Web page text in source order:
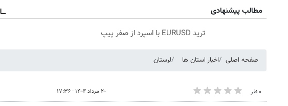
مطالب پیشنهادی
ترید EURUSD با اسپرد از صفر پیپ
صفحه اصلی اخبار استان ها لرستان
۰ نفر ۲۰ مرداد ۱۴۰۴ - ۱۷:۳۶